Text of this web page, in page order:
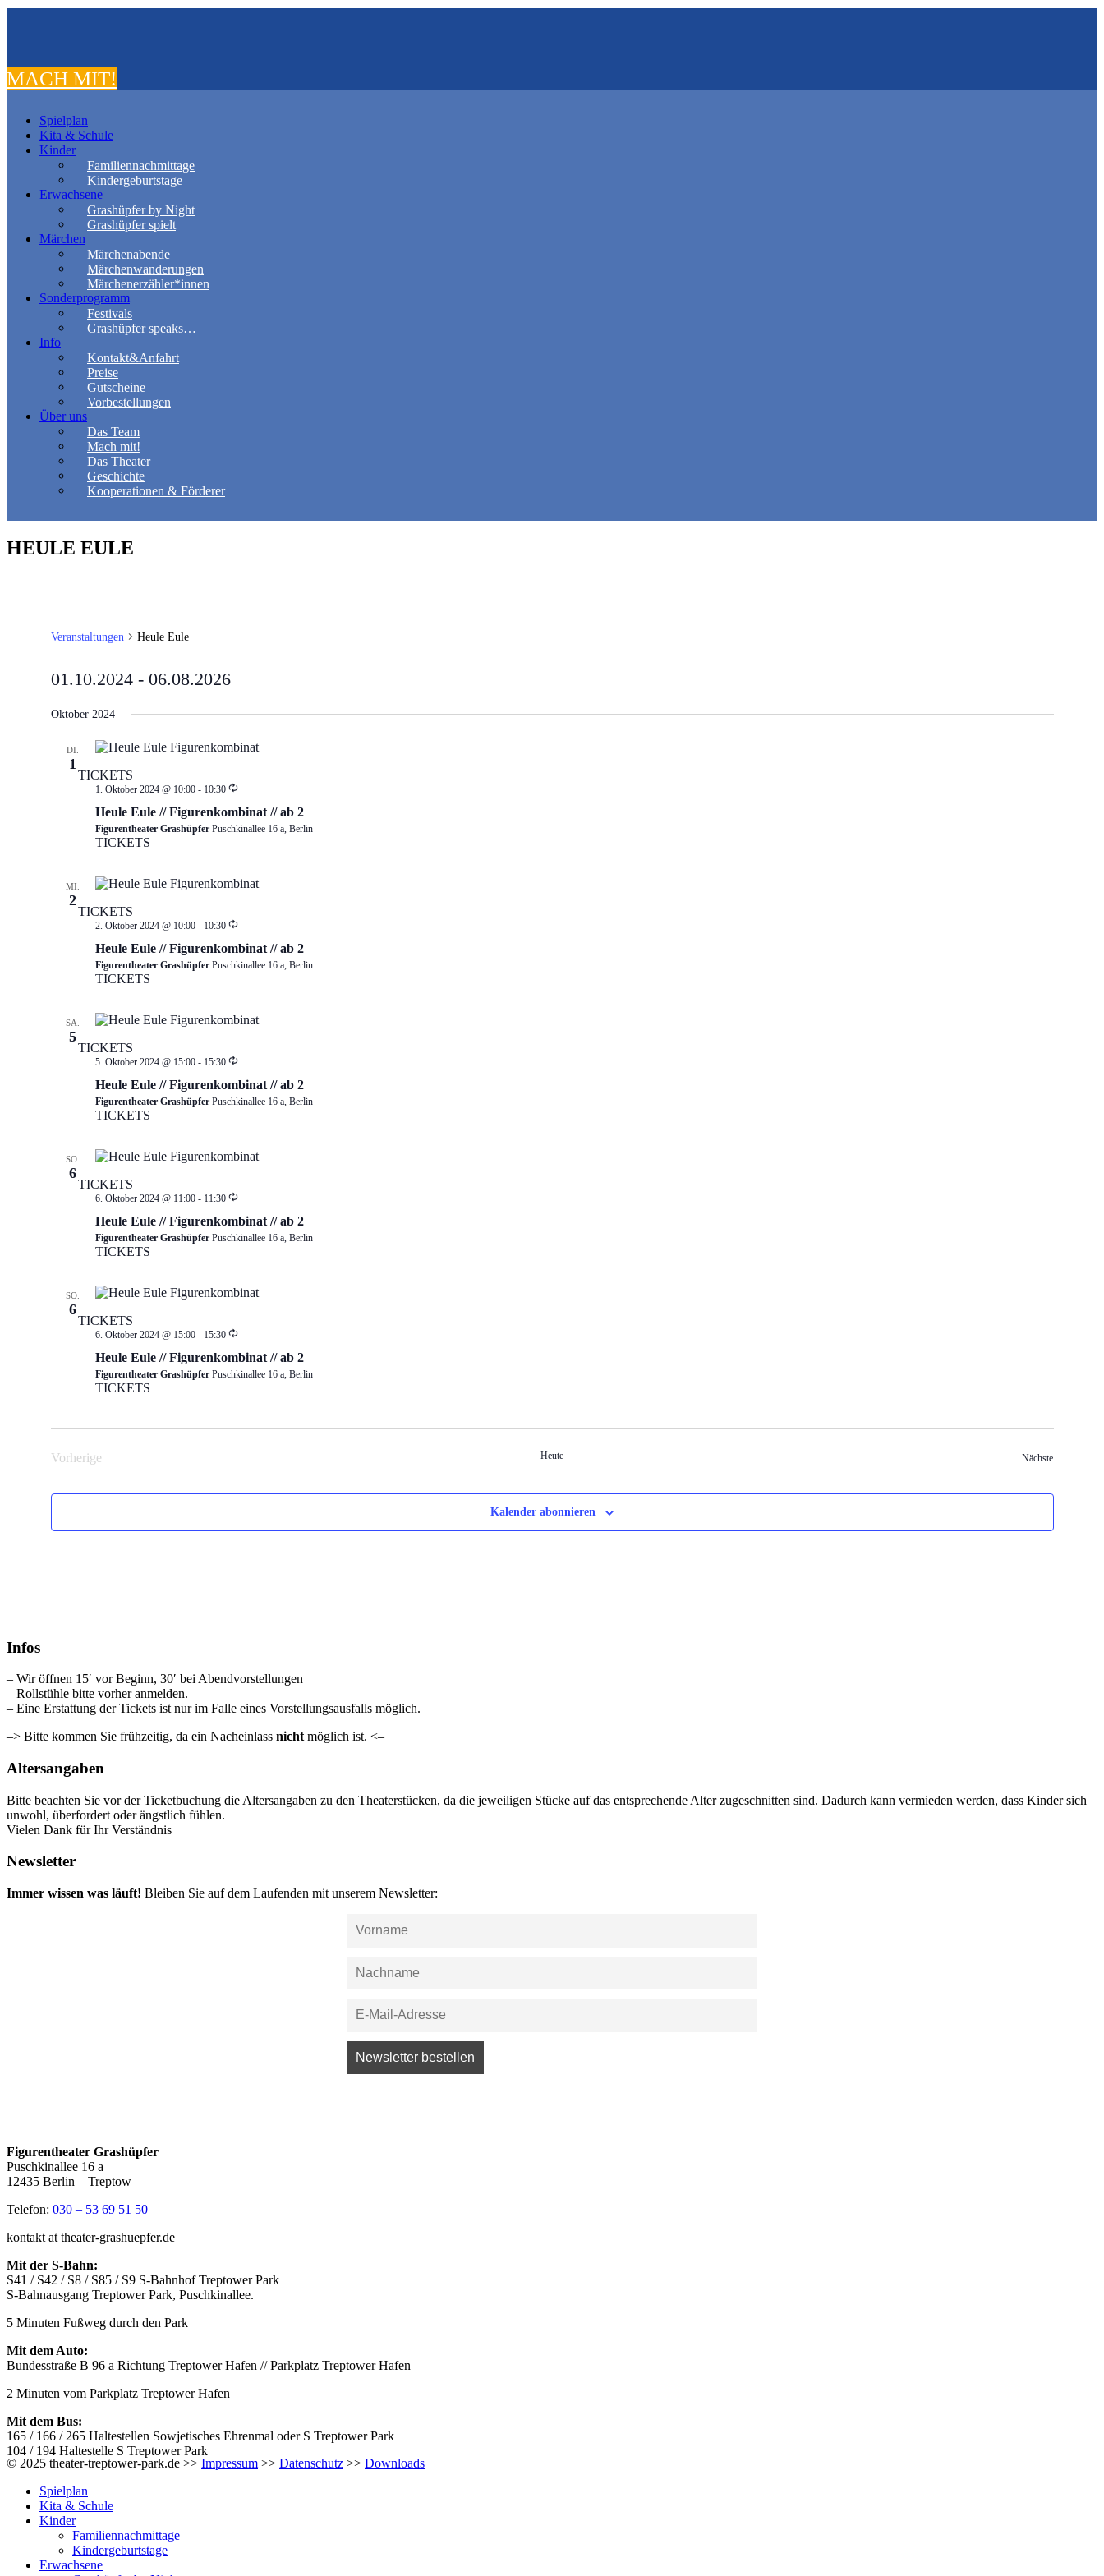
MACH MIT!
Spielplan
Kita & Schule
Kinder
Familiennachmittage
Kindergeburtstage
Erwachsene
Grashüpfer by Night
Grashüpfer spielt
Märchen
Märchenabende
Märchenwanderungen
Märchenerzähler*innen
Sonderprogramm
Festivals
Grashüpfer speaks…
Info
Kontakt&Anfahrt
Preise
Gutscheine
Vorbestellungen
Über uns
Das Team
Mach mit!
Das Theater
Geschichte
Kooperationen & Förderer
HEULE EULE
Veranstaltungen Heule Eule
01.10.2024 - 06.08.2026
wählen.
Oktober 2024
DI.
1
TICKETS
1. Oktober 2024 @ 10:00- 10:30 Wiederholung
Heule Eule // Figurenkombinat // ab 2
Figurentheater Grashüpfer Puschkinallee 16 a, Berlin
TICKETS
MI.
2
TICKETS
2. Oktober 2024 @ 10:00- 10:30 Wiederholung
Heule Eule // Figurenkombinat // ab 2
Figurentheater Grashüpfer Puschkinallee 16 a, Berlin
TICKETS
SA.
5
TICKETS
5. Oktober 2024 @ 15:00- 15:30 Wiederholung
Heule Eule // Figurenkombinat // ab 2
Figurentheater Grashüpfer Puschkinallee 16 a, Berlin
TICKETS
SO.
6
TICKETS
6. Oktober 2024 @ 11:00- 11:30 Wiederholung
Heule Eule // Figurenkombinat // ab 2
Figurentheater Grashüpfer Puschkinallee 16 a, Berlin
TICKETS
SO.
6
TICKETS
6. Oktober 2024 @ 15:00- 15:30 Wiederholung
Heule Eule // Figurenkombinat // ab 2
Figurentheater Grashüpfer Puschkinallee 16 a, Berlin
TICKETS
Vorherige
Heute Nächste
Kalender abonnieren
Infos
– Wir öffnen 15′ vor Beginn, 30′ bei Abendvorstellungen
– Rollstühle bitte vorher anmelden.
– Eine Erstattung der Tickets ist nur im Falle eines Vorstellungsausfalls möglich.
–> Bitte kommen Sie frühzeitig, da ein Nacheinlass nicht möglich ist. <–
Altersangaben
Bitte beachten Sie vor der Ticketbuchung die Altersangaben zu den Theaterstücken, da die jeweiligen Stücke auf das entsprechende Alter zugeschnitten sind. Dadurch kann vermieden werden, dass Kinder sich
unwohl, überfordert oder ängstlich fühlen.
Vielen Dank für Ihr Verständnis
Newsletter
Immer wissen was läuft! Bleiben Sie auf dem Laufenden mit unserem Newsletter:
Figurentheater Grashüpfer
Puschkinallee 16 a
12435 Berlin – Treptow
Telefon: 030 – 53 69 51 50
kontakt at theater-grashuepfer.de
Mit der S-Bahn:
S41 / S42 / S8 / S85 / S9 S-Bahnhof Treptower Park
S-Bahnausgang Treptower Park, Puschkinallee.
5 Minuten Fußweg durch den Park
Mit dem Auto:
Bundesstraße B 96 a Richtung Treptower Hafen // Parkplatz Treptower Hafen
2 Minuten vom Parkplatz Treptower Hafen
Mit dem Bus:
165 / 166 / 265 Haltestellen Sowjetisches Ehrenmal oder S Treptower Park
104 / 194 Haltestelle S Treptower Park
© 2025 theater-treptower-park.de >> Impressum >> Datenschutz >> Downloads
Spielplan
Kita & Schule
Kinder
Familiennachmittage
Kindergeburtstage
Erwachsene